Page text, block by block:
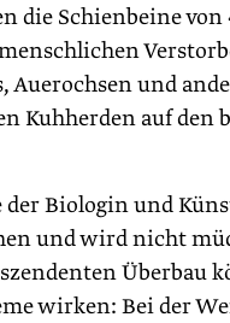
die Schienbeine
und
Kuhherden auf den
der Biologin und
und wird nicht
Überbau
wirken: Bei der